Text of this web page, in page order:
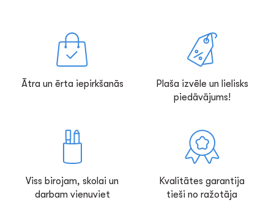
Ātra un ērta iepirkšanās
Plaša izvēle un lielisks
piedāvājums!
Viss birojam, skolai un
darbam vienuviet
Kvalitātes garantija
tieši no ražotāja